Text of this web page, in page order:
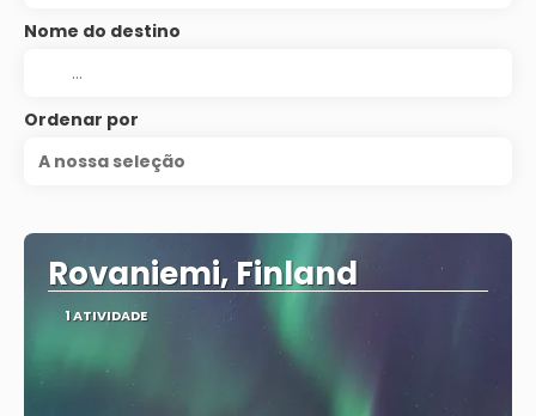
Nome do destino
Ordenar por
A nossa seleção
Rovaniemi, Finland
1 ATIVIDADE